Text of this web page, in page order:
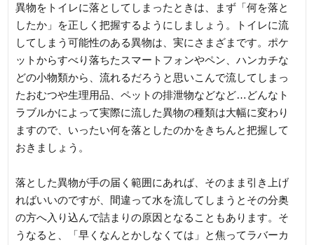
異物をトイレに落としてしまったときは、まず「何を落と
したか」を正しく把握するようにしましょう。トイレに流
してしまう可能性のある異物は、実にさまざまです。ポケ
ットからすべり落ちたスマートフォンやペン、ハンカチな
どの小物類から、流れるだろうと思いこんで流してしまっ
たおむつや生理用品、ペットの排泄物などなど…どんなト
ラブルかによって実際に流した異物の種類は大幅に変わり
ますので、いったい何を落としたのかをきちんと把握して
おきましょう。
落とした異物が手の届く範囲にあれば、そのまま引き上げ
ればいいのですが、間違って水を流してしまうとその分奥
の方へ入り込んで詰まりの原因となることもあります。そ
うなると、「早くなんとかしなくては」と焦ってラバーカ